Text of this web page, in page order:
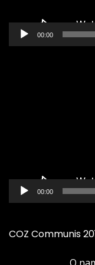
00:00
00:00
COZ Communis